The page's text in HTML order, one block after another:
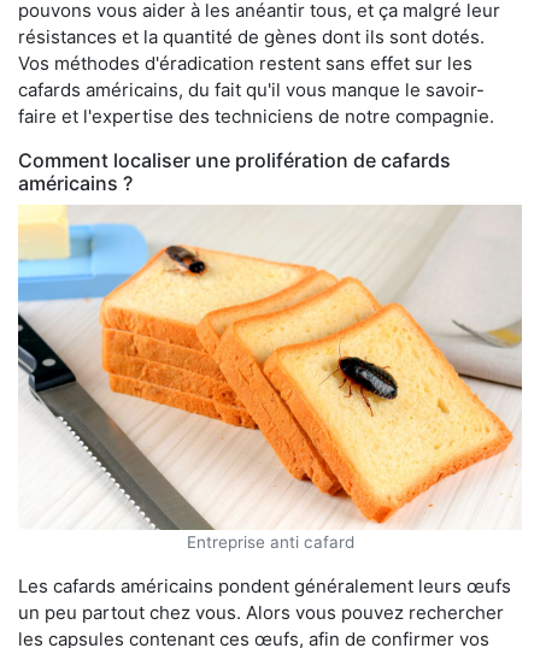
pouvons vous aider à les anéantir tous, et ça malgré leur
résistances et la quantité de gènes dont ils sont dotés.
Vos méthodes d'éradication restent sans effet sur les
cafards américains, du fait qu'il vous manque le savoir-
faire et l'expertise des techniciens de notre compagnie.
Comment localiser une prolifération de cafards
américains ?
Entreprise anti cafard
Les cafards américains pondent généralement leurs œufs
un peu partout chez vous. Alors vous pouvez rechercher
les capsules contenant ces œufs, afin de confirmer vos